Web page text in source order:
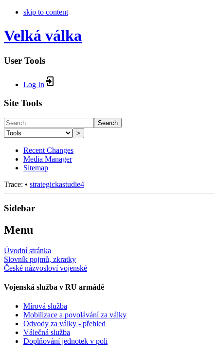
skip to content
Velká válka
User Tools
Log In
Site Tools
Search
>
Recent Changes
Media Manager
Sitemap
Trace: • strategickastudie4
Sidebar
Menu
Úvodní stránka
Slovník pojmů, zkratky
České názvosloví vojenské
Vojenská služba v RU armádě
Mírová služba
Mobilizace a povolávání za války
Odvody za války - přehled
Válečná služba
Doplňování jednotek v poli